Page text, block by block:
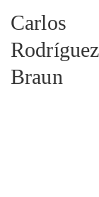
Carlos
Rodríguez
Braun